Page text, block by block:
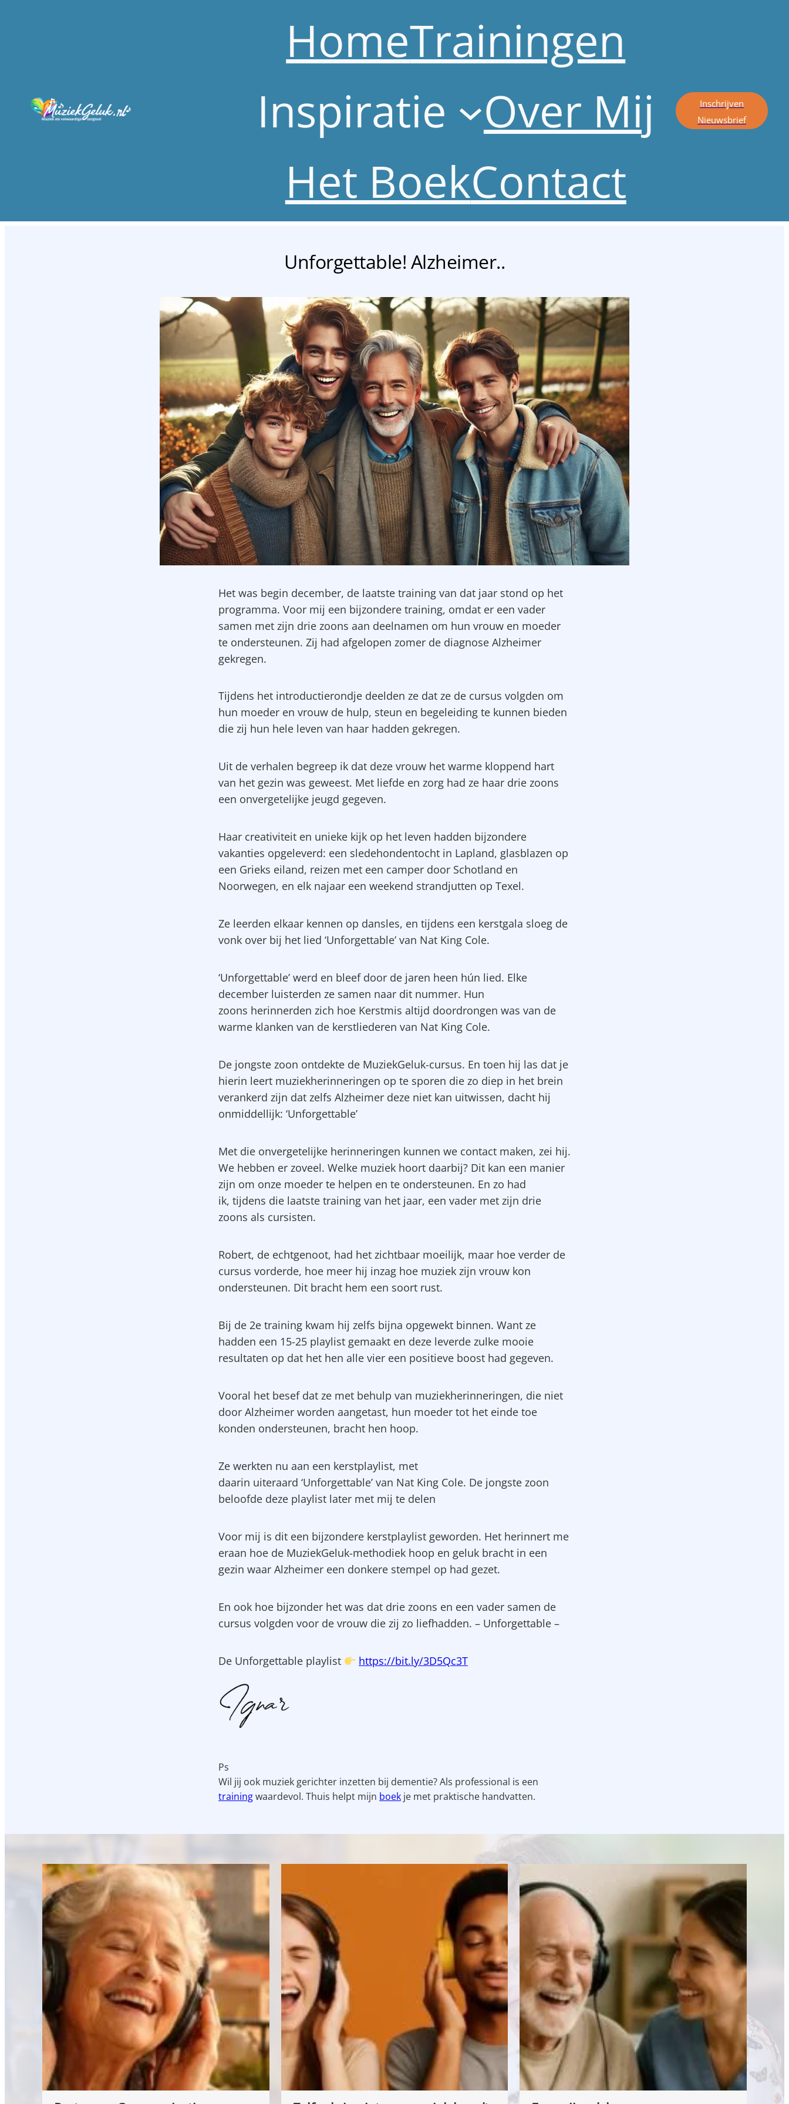
HomeTrainingen
Inspiratie
Over Mij
Het BoekContact
Inschrijven
Nieuwsbrief
Unforgettable! Alzheimer..
Het was begin december, de laatste training van dat jaar stond op het
programma. Voor mij een bijzondere training, omdat er een vader
samen met zijn drie zoons aan deelnamen om hun vrouw en moeder
te ondersteunen. Zij had afgelopen zomer de diagnose Alzheimer
gekregen.
Tijdens het introductierondje deelden ze dat ze de cursus volgden om
hun moeder en vrouw de hulp, steun en begeleiding te kunnen bieden
die zij hun hele leven van haar hadden gekregen.
Uit de verhalen begreep ik dat deze vrouw het warme kloppend hart
van het gezin was geweest. Met liefde en zorg had ze haar drie zoons
een onvergetelijke jeugd gegeven.
Haar creativiteit en unieke kijk op het leven hadden bijzondere
vakanties opgeleverd: een sledehondentocht in Lapland, glasblazen op
een Grieks eiland, reizen met een camper door Schotland en
Noorwegen, en elk najaar een weekend strandjutten op Texel.
Ze leerden elkaar kennen op dansles, en tijdens een kerstgala sloeg de
vonk over bij het lied ‘Unforgettable’ van Nat King Cole.
‘Unforgettable’ werd en bleef door de jaren heen hún lied. Elke
december luisterden ze samen naar dit nummer. Hun
zoons herinnerden zich hoe Kerstmis altijd doordrongen was van de
warme klanken van de kerstliederen van Nat King Cole.
De jongste zoon ontdekte de MuziekGeluk-cursus. En toen hij las dat je
hierin leert muziekherinneringen op te sporen die zo diep in het brein
verankerd zijn dat zelfs Alzheimer deze niet kan uitwissen, dacht hij
onmiddellijk: ‘Unforgettable’
Met die onvergetelijke herinneringen kunnen we contact maken, zei hij.
We hebben er zoveel. Welke muziek hoort daarbij? Dit kan een manier
zijn om onze moeder te helpen en te ondersteunen. En zo had
ik, tijdens die laatste training van het jaar, een vader met zijn drie
zoons als cursisten.
Robert, de echtgenoot, had het zichtbaar moeilijk, maar hoe verder de
cursus vorderde, hoe meer hij inzag hoe muziek zijn vrouw kon
ondersteunen. Dit bracht hem een soort rust.
Bij de 2e training kwam hij zelfs bijna opgewekt binnen. Want ze
hadden een 15-25 playlist gemaakt en deze leverde zulke mooie
resultaten op dat het hen alle vier een positieve boost had gegeven.
Vooral het besef dat ze met behulp van muziekherinneringen, die niet
door Alzheimer worden aangetast, hun moeder tot het einde toe
konden ondersteunen, bracht hen hoop.
Ze werkten nu aan een kerstplaylist, met
daarin uiteraard ‘Unforgettable’ van Nat King Cole. De jongste zoon
beloofde deze playlist later met mij te delen
Voor mij is dit een bijzondere kerstplaylist geworden. Het herinnert me
eraan hoe de MuziekGeluk-methodiek hoop en geluk bracht in een
gezin waar Alzheimer een donkere stempel op had gezet.
En ook hoe bijzonder het was dat drie zoons en een vader samen de
cursus volgden voor de vrouw die zij zo liefhadden. – Unforgettable –
De Unforgettable playlist https://bit.ly/3D5Qc3T
Ps
Wil jij ook muziek gerichter inzetten bij dementie? Als professional is een
trainingwaardevol. Thuis helpt mijn boek je met praktische handvatten.